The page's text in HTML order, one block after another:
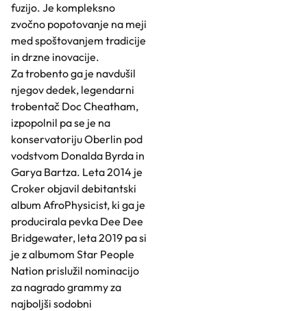
fuzijo. Je kompleksno
zvočno popotovanje na meji
med spoštovanjem tradicije
in drzne inovacije.
Za trobento ga je navdušil
njegov dedek, legendarni
trobentač Doc Cheatham,
izpopolnil pa se je na
konservatoriju Oberlin pod
vodstvom Donalda Byrda in
Garya Bartza. Leta 2014 je
Croker objavil debitantski
album AfroPhysicist, ki ga je
producirala pevka Dee Dee
Bridgewater, leta 2019 pa si
je z albumom Star People
Nation prislužil nominacijo
za nagrado grammy za
najboljši sodobni